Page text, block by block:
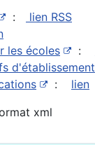
:
lien RSS
les écoles
:
d'établissement
: lien
xml